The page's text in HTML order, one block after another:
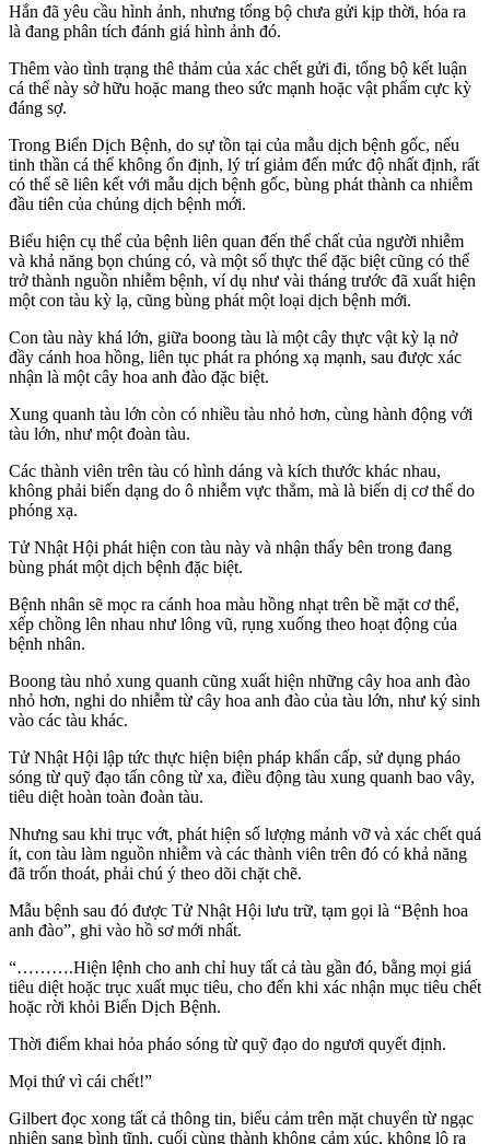
Hắn đã yêu cầu hình ảnh, nhưng tổng bộ chưa gửi kịp thời, hóa ra
là đang phân tích đánh giá hình ảnh đó.
Thêm vào tình trạng thê thảm của xác chết gửi đi, tổng bộ kết luận
cá thể này sở hữu hoặc mang theo sức mạnh hoặc vật phẩm cực kỳ
đáng sợ.
Trong Biển Dịch Bệnh, do sự tồn tại của mẫu dịch bệnh gốc, nếu
tinh thần cá thể không ổn định, lý trí giảm đến mức độ nhất định, rất
có thể sẽ liên kết với mẫu dịch bệnh gốc, bùng phát thành ca nhiễm
đầu tiên của chủng dịch bệnh mới.
Biểu hiện cụ thể của bệnh liên quan đến thể chất của người nhiễm
và khả năng bọn chúng có, và một số thực thể đặc biệt cũng có thể
trở thành nguồn nhiễm bệnh, ví dụ như vài tháng trước đã xuất hiện
một con tàu kỳ lạ, cũng bùng phát một loại dịch bệnh mới.
Con tàu này khá lớn, giữa boong tàu là một cây thực vật kỳ lạ nở
đầy cánh hoa hồng, liên tục phát ra phóng xạ mạnh, sau được xác
nhận là một cây hoa anh đào đặc biệt.
Xung quanh tàu lớn còn có nhiều tàu nhỏ hơn, cùng hành động với
tàu lớn, như một đoàn tàu.
Các thành viên trên tàu có hình dáng và kích thước khác nhau,
không phải biến dạng do ô nhiễm vực thẳm, mà là biến dị cơ thể do
phóng xạ.
Tử Nhật Hội phát hiện con tàu này và nhận thấy bên trong đang
bùng phát một dịch bệnh đặc biệt.
Bệnh nhân sẽ mọc ra cánh hoa màu hồng nhạt trên bề mặt cơ thể,
xếp chồng lên nhau như lông vũ, rụng xuống theo hoạt động của
bệnh nhân.
Boong tàu nhỏ xung quanh cũng xuất hiện những cây hoa anh đào
nhỏ hơn, nghi do nhiễm từ cây hoa anh đào của tàu lớn, như ký sinh
vào các tàu khác.
Tử Nhật Hội lập tức thực hiện biện pháp khẩn cấp, sử dụng pháo
sóng từ quỹ đạo tấn công từ xa, điều động tàu xung quanh bao vây,
tiêu diệt hoàn toàn đoàn tàu.
Nhưng sau khi trục vớt, phát hiện số lượng mảnh vỡ và xác chết quá
ít, con tàu làm nguồn nhiễm và các thành viên trên đó có khả năng
đã trốn thoát, phải chú ý theo dõi chặt chẽ.
Mẫu bệnh sau đó được Tử Nhật Hội lưu trữ, tạm gọi là “Bệnh hoa
anh đào”, ghi vào hồ sơ mới nhất.
“……….Hiện lệnh cho anh chỉ huy tất cả tàu gần đó, bằng mọi giá
tiêu diệt hoặc trục xuất mục tiêu, cho đến khi xác nhận mục tiêu chết
hoặc rời khỏi Biển Dịch Bệnh.
Thời điểm khai hỏa pháo sóng từ quỹ đạo do ngươi quyết định.
Mọi thứ vì cái chết!”
Gilbert đọc xong tất cả thông tin, biểu cảm trên mặt chuyển từ ngạc
nhiên sang bình tĩnh, cuối cùng thành không cảm xúc, không lộ ra